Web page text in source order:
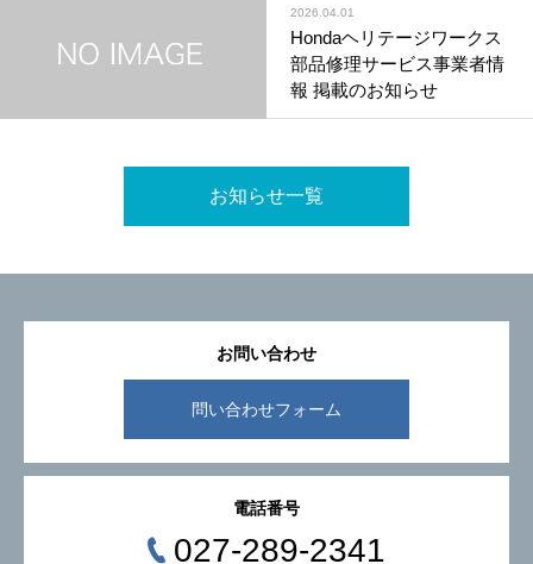
2026.04.01
Hondaヘリテージワークス
部品修理サービス事業者情
報 掲載のお知らせ
お知らせ一覧
お問い合わせ
問い合わせフォーム
電話番号
027-289-2341